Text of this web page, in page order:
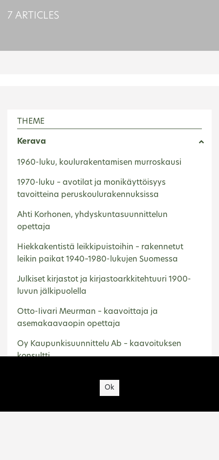
7 ARTICLES
THEME
Kerava
1960-luku, koulurakentamisen murroskausi
1970-luku – avotilat ja monikäyttöisyys
tavoitteina peruskoulurakennuksissa
Ahti Korhonen, yhdyskuntasuunnittelun
opettaja
Hiekkakentistä leikkipuistoihin – rakennetut
leikin paikat 1940–1980-lukujen Suomessa
Julkiset kirjastot ja kirjastoarkkitehtuuri 1900-
luvun jälkipuolella
Otto-Iivari Meurman – kaavoittaja ja
asemakaavaopin opettaja
Oy Kaupunkisuunnittelu Ab – kaavoituksen
konsultti
Ok